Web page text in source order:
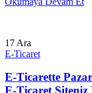
17 Ara
E-Ticaret
E-Ticarette
E-Ticaret Siteniz